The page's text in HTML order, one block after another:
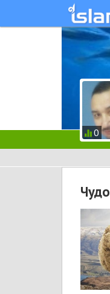
0
Чудо